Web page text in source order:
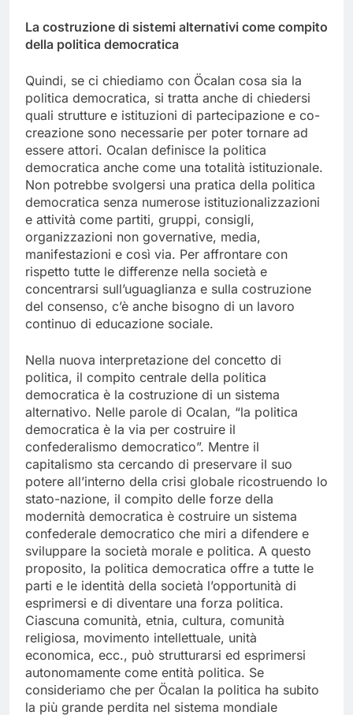
La costruzione di sistemi alternativi come compito
della politica democratica
Quindi, se ci chiediamo con Öcalan cosa sia la
politica democratica, si tratta anche di chiedersi
quali strutture e istituzioni di partecipazione e co-
creazione sono necessarie per poter tornare ad
essere attori. Ocalan definisce la politica
democratica anche come una totalità istituzionale.
Non potrebbe svolgersi una pratica della politica
democratica senza numerose istituzionalizzazioni
e attività come partiti, gruppi, consigli,
organizzazioni non governative, media,
manifestazioni e così via. Per affrontare con
rispetto tutte le differenze nella società e
concentrarsi sull’uguaglianza e sulla costruzione
del consenso, c’è anche bisogno di un lavoro
continuo di educazione sociale.
Nella nuova interpretazione del concetto di
politica, il compito centrale della politica
democratica è la costruzione di un sistema
alternativo. Nelle parole di Ocalan, “la politica
democratica è la via per costruire il
confederalismo democratico”. Mentre il
capitalismo sta cercando di preservare il suo
potere all’interno della crisi globale ricostruendo lo
stato-nazione, il compito delle forze della
modernità democratica è costruire un sistema
confederale democratico che miri a difendere e
sviluppare la società morale e politica. A questo
proposito, la politica democratica offre a tutte le
parti e le identità della società l’opportunità di
esprimersi e di diventare una forza politica.
Ciascuna comunità, etnia, cultura, comunità
religiosa, movimento intellettuale, unità
economica, ecc., può strutturarsi ed esprimersi
autonomamente come entità politica. Se
consideriamo che per Öcalan la politica ha subito
la più grande perdita nel sistema mondiale